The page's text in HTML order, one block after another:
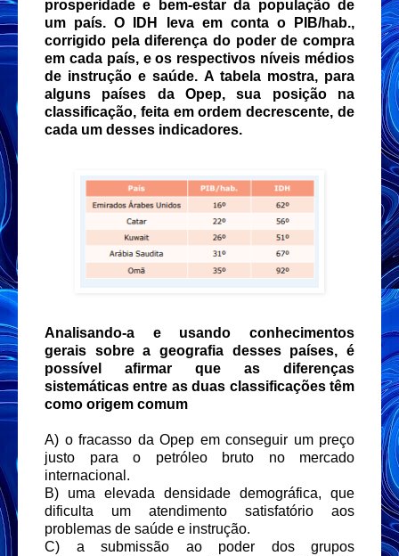
prosperidade e bem-estar da população de
um país. O IDH leva em conta o PIB/hab.,
corrigido pela diferença do poder de compra
em cada país, e os respectivos níveis médios
de instrução e saúde. A tabela mostra, para
alguns países da Opep, sua posição na
classificação, feita em ordem decrescente, de
cada um desses indicadores.
Analisando-a e usando conhecimentos
gerais sobre a geografia desses países, é
possível afirmar que as diferenças
sistemáticas entre as duas classificações têm
como origem comum
A) o fracasso da Opep em conseguir um preço
justo para o petróleo bruto no mercado
internacional.
B) uma elevada densidade demográfica, que
dificulta um atendimento satisfatório aos
problemas de saúde e instrução.
C) a submissão ao poder dos grupos